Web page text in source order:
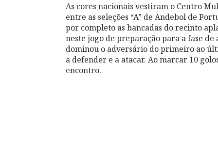
As cores nacionais vestiram o Centro
entre as seleções “A” de Andebol de
por completo as bancadas do recinto
neste jogo de preparação para a fase
dominou o adversário do primeiro ao
a defender e a atacar. Ao marcar 10
encontro.